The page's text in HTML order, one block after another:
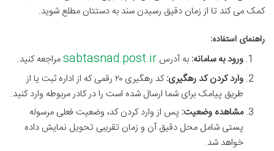
کمک می کند تا از زمان دقیق رسیدن سند به دستتان مطلع شوید.
راهنمای استفاده:
ورود به سامانه: به آدرس sabtasnad.post.irمراجعه کنید.
وارد کردن کد رهگیری:
کد رهگیری ۲۰ رقمی که از اداره ثبت یا از
طریق پیامک برای شما ارسال شده است را در کادر مربوطه وارد کنید.
مشاهده وضعیت: پس از وارد کردن کد، وضعیت فعلی مرسوله
پستی شامل محل دقیق آن و زمان تقریبی تحویل نمایش داده
خواهد شد.